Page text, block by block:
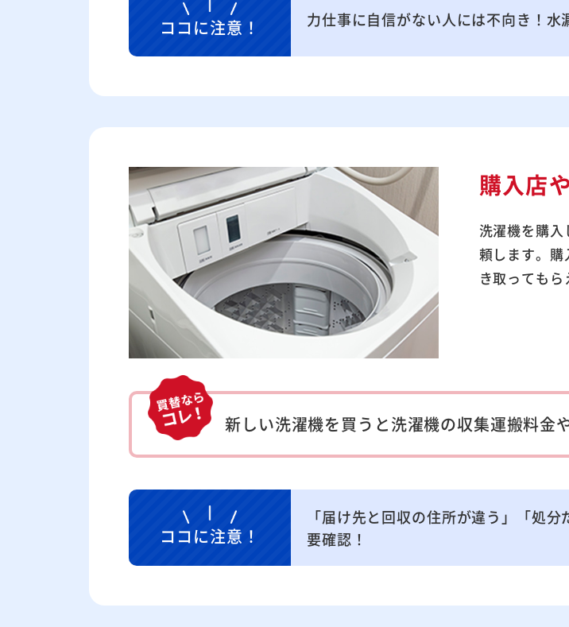
ココに注意！ 力仕事に自信がない人には不向き！水
購入店
洗濯機を購
頼します。
き取ってもら
新しい洗濯機を買うと洗濯機の収集運搬料金
ココに注意！
「届け先と回収の住所が違う」「処
要確認！